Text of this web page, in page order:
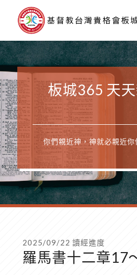
板城365 天
你們親近神，神就必親近你
2025/09/22 讀經進度
羅馬書十二章17